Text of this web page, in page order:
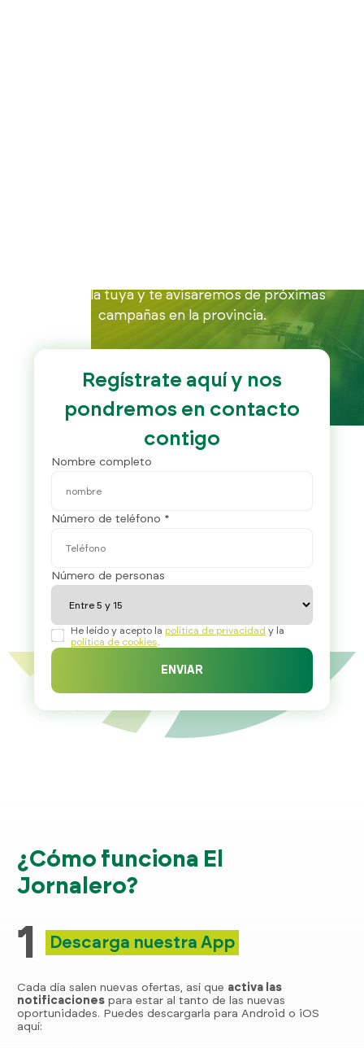
Apunta la tuya y te avisaremos de próximas
campañas en la provincia.
Regístrate aquí y nos
pondremos en contacto
contigo
Nombre completo
Número de teléfono *
Número de personas
He leído y acepto la política de privacidad y la
política de cookies
ENVIAR
¿Cómo funciona El
Jornalero?
1 Descarga nuestra App
Cada día salen nuevas ofertas, así que activa las
notificaciones para estar al tanto de las nuevas
oportunidades. Puedes descargarla para Android o iOS
aquí: